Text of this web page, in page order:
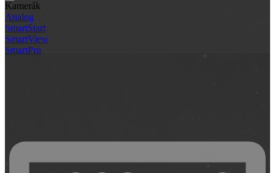
Kamerák
Analog
SmartStart
SmartView
SmartPro